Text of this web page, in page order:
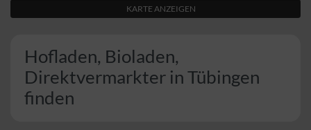
KARTE ANZEIGEN
Hofladen, Bioladen,
Direktvermarkter in Tübingen
finden